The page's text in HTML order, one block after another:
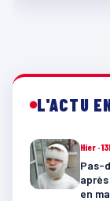
L'ACTU
Hier ·
Pas-
en